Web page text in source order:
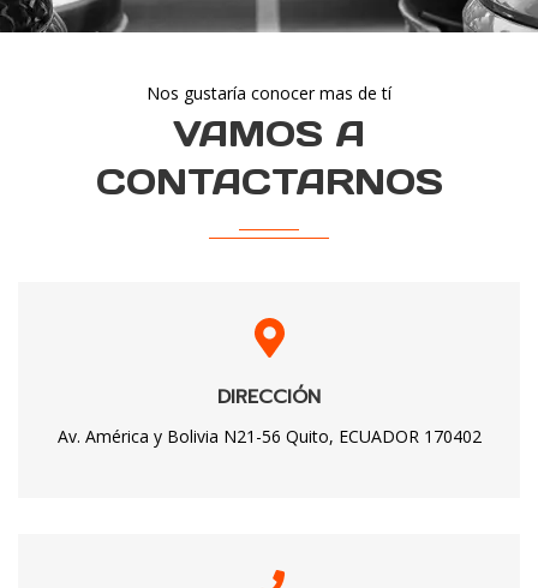
Nos gustaría conocer mas de tí
VAMOS A
CONTACTARNOS
DIRECCIÓN
Av. América y Bolivia N21-56 Quito, ECUADOR 170402